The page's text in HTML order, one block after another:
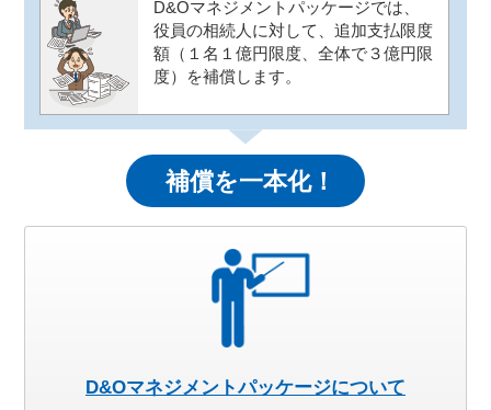
D&Oマネジメントパッケージでは、
役員の相続人に対して、追加支払限度
額（１名１億円限度、全体で３億円限
度）を補償します。
補償を一本化！
D&Oマネジメントパッケージについて